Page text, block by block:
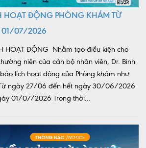
HOẠT ĐỘNG PHÒNG KHÁM TỪ
01/07/2026
HOẠT ĐỘNG Nhằm tạo điều kiện cho
niên của cán bộ nhân viên, Dr. Binh
lịch hoạt động của Phòng khám như
ngày 27/06 đến hết ngày 30/06/2026
01/07/2026 Trong thời...